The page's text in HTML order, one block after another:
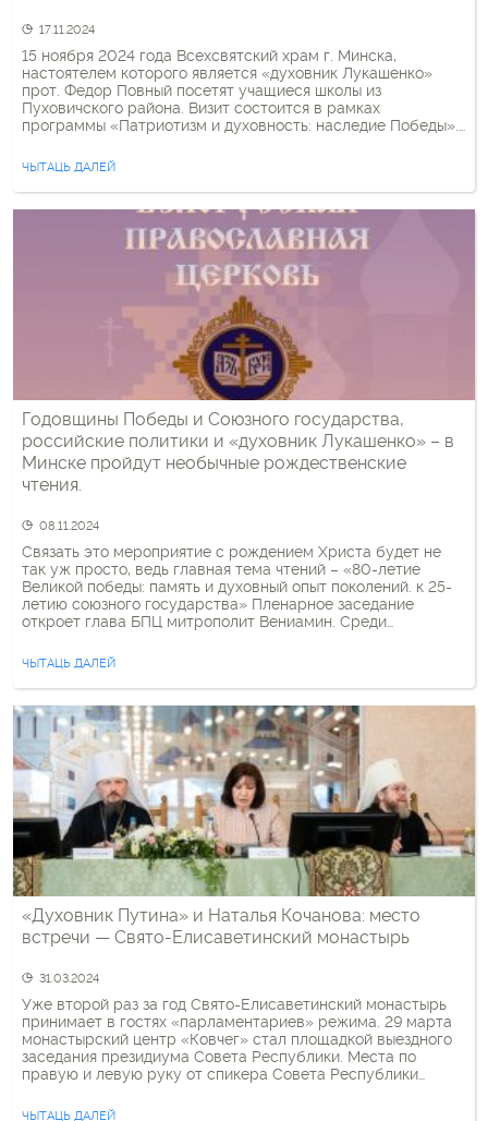
17.11.2024
15 ноября 2024 года Всехсвятский храм г. Минска,
настоятелем которого является «духовник Лукашенко»
прот. Федор Повный посетят учащиеся школы из
Пуховичского района. Визит состоится в рамках
программы «Патриотизм и духовность: наследие Победы».
встреча с протоиереем Федором Повным и «бойцом СВО»
по имени Вячеслав.
ЧЫТАЦЬ ДАЛЕЙ
Годовщины Победы и Союзного государства,
российские политики и «духовник Лукашенко» – в
Минске пройдут необычные рождественские
чтения.
08.11.2024
Связать это мероприятие с рождением Христа будет не
так уж просто, ведь главная тема чтений – «80-летие
Великой победы: память и духовный опыт поколений. к 25-
летию союзного государства» Пленарное заседание
откроет глава БПЦ митрополит Вениамин. Среди
департамента информации и печати МИД Российской
Федерации, «духовник Лукашенко» протоиерей Федор
Повный. В […]
ЧЫТАЦЬ ДАЛЕЙ
«Духовник Путина» и Наталья Кочанова: место
встречи — Свято-Елисаветинский монастырь
31.03.2024
Уже второй раз за год Свято-Елисаветинский монастырь
принимает в гостях «парламентариев» режима. 29 марта
монастырский центр «Ковчег» стал площадкой выездного
заседания президиума Совета Республики. Места по
правую и левую руку от спикера Совета Республики
Вениамин и митрополит Крымский (по версии Московского
ЧЫТАЦЬ ДАЛЕЙ